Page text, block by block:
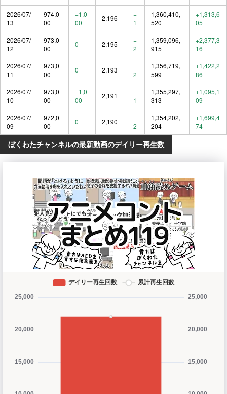
2026/07/
13
974,0
00
+1,0
00
2,196
+
1
1,360,410,
520
+1,313,6
05
2026/07/
12
973,0
00
0 2,195
+
2
1,359,096,
915
+2,377,3
16
2026/07/
11
973,0
00
0 2,193
+
2
1,356,719,
599
+1,422,2
86
2026/07/
10
973,0
00
+1,0
00
2,191
+
1
1,355,297,
313
+1,095,1
09
2026/07/
09
972,0
00
0 2,190
+
2
1,354,202,
204
+1,699,4
74
ぼくわたチャンネルの最新動画のデイリー再生数